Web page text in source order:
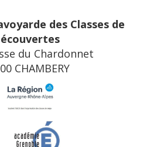
des Classes de
du Chardonnet
CHAMBERY